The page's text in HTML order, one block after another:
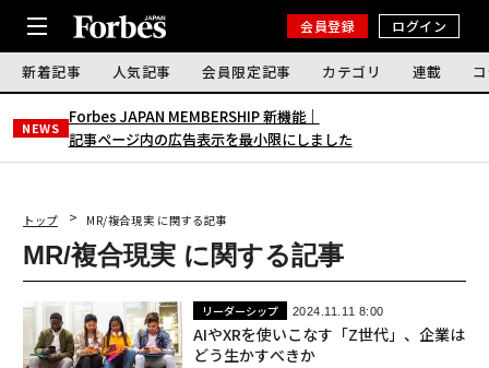
会員登録 ログイン
新着記事 人気記事 会員限定記事 カテゴリ 連載
NEWS
Forbes JAPAN MEMBERSHIP 新機能｜
記事ページ内の広告表示を最小限にしました
トップ MR/複合現実 に関する記事
MR/複合現実 に関する記事
リーダーシップ 2024.11.11 8:00
AIやXRを使いこなす「Z世代」、企業は
どう生かすべきか